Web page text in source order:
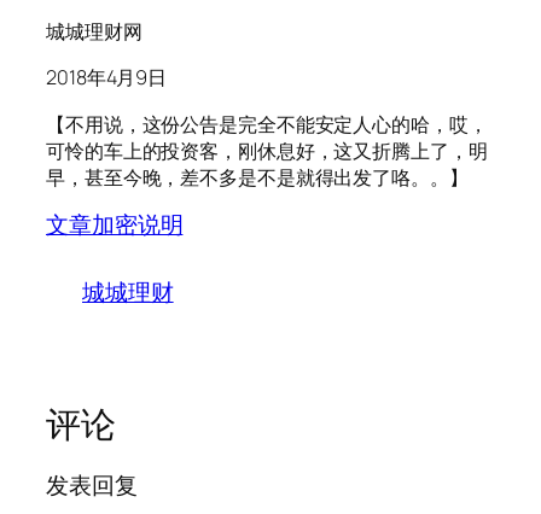
城城理财网
2018年4月9日
【不用说，这份公告是完全不能安定人心的哈，哎，
可怜的车上的投资客，刚休息好，这又折腾上了，明
早，甚至今晚，差不多是不是就得出发了咯。。】
文章加密说明
城城理财
评论
发表回复